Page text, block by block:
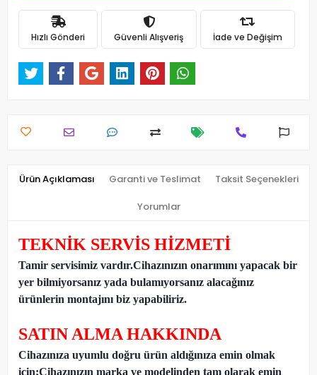
Hızlı Gönderi Güvenli Alışveriş İade ve Değişim
Ürün Açıklaması Garanti ve Teslimat Taksit Seçenekleri
Yorumlar
TEKNİK SERVİS HİZMETİ
Tamir servisimiz vardır.Cihazınızın onarımını yapacak bir
yer bilmiyorsanız yada bulamıyorsanız alacağınız
ürünlerin montajını biz yapabiliriz.
SATIN ALMA HAKKINDA
Cihazınıza uyumlu doğru ürün aldığınıza emin olmak
için;Cihazınızın marka ve modelinden tam olarak emin